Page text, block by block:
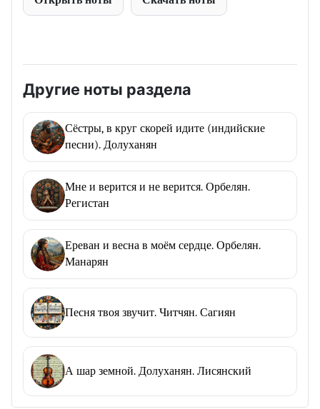
Другие ноты раздела
Сёстры, в круг скорей идите (индийские
песни). Долуханян
Мне и верится и не верится. Орбелян.
Регистан
Ереван и весна в моём сердце. Орбелян.
Манарян
Песня твоя звучит. Читчян. Сагиян
А шар земной. Долуханян. Лисянский